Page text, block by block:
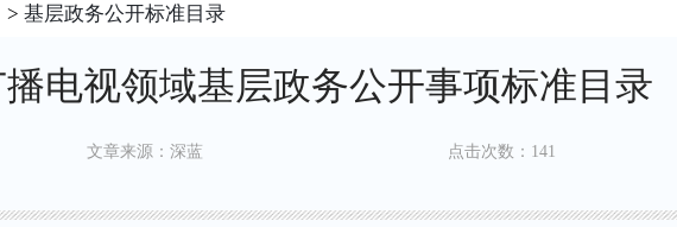
> 基层政务公开标准目录
播电视领域基层政务公开事项标准目录
文章来源：深蓝 点击次数： 141